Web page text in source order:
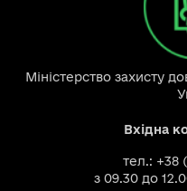
Міністерство захисту
Вхідна
тел.: +38
з 09.30 до